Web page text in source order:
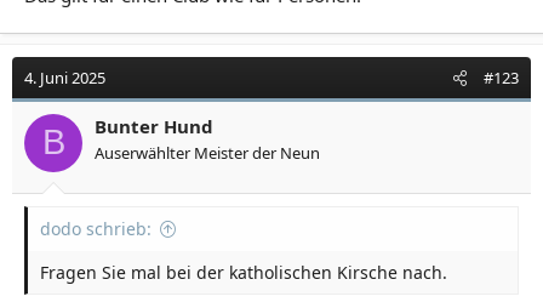
4. Juni 2025 #123
B Bunter Hund
Auserwählter Meister der Neun
dodo schrieb:
Fragen Sie mal bei der katholischen Kirsche nach.